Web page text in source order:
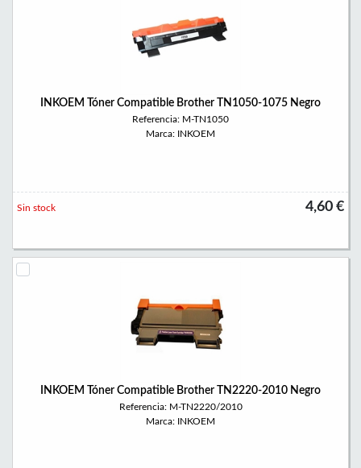
INKOEM Tóner Compatible Brother TN1050-1075 Negro
Referencia: M-TN1050
Marca: INKOEM
4,60 €
Sin stock
INKOEM Tóner Compatible Brother TN2220-2010 Negro
Referencia: M-TN2220/2010
Marca: INKOEM